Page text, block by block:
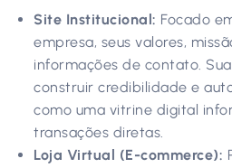
Site Institucional: Focado
empresa, seus valores,
informações de contato.
construir credibilidade e
como uma vitrine digital
transações diretas.
Loja Virtual (E-commerce):